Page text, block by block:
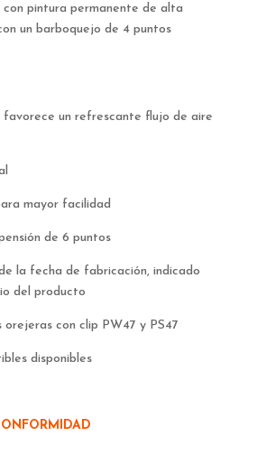
con pintura permanente de alta
un barboquejo de 4 puntos
favorece un refrescante flujo de aire
mayor facilidad
de 6 puntos
la fecha de fabricación, indicado
del producto
con clip PW47 y PS47
disponibles